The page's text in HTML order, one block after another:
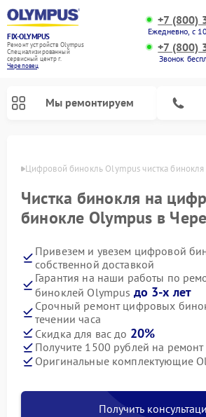
FIX-OLYMPUS
Ремонт устройств Olympus
Специализированный
cервисный центр г.
Череповец
+7 (800)
Ежедневно, с
+7 (800)
Звонок
Мы ремонтируем
Цифровой бинокль Olympus чистка бинокля
Чистка бинокля на
бинокле Olympus в
Привезем и увезем цифровой
собственной доставкой
Гарантия на наши работы по
биноклей Olympus до 3-х лет
Срочный ремонт цифровых
течении часа
Скидка для вас до 20%
Получите 1500 рублей на ремонт
Оригинальные комплектующие
Получить